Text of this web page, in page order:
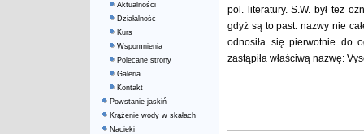
Aktualności
Działalność
Kurs
Wspomnienia
Polecane strony
Galeria
Kontakt
Powstanie jaskiń
Krążenie wody w skałach
Nacieki
pol. literatury. S.W. był też
gdyż są to past. nazwy nie
odnosiła się pierwotnie do
zastąpiła właściwą nazwę: